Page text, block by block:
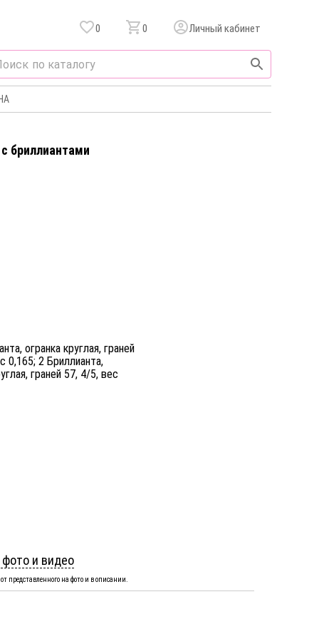
0 0 Личный кабинет
бриллиантами
огранка круглая, граней
0,165; 2 Бриллианта,
граней 57, 4/5, вес
и видео
представленного на фото и в описании.